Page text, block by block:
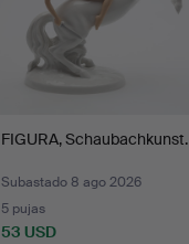
FIGURA, Schaubachkunst.
Subastado 8 ago 2026
5 pujas
53 USD